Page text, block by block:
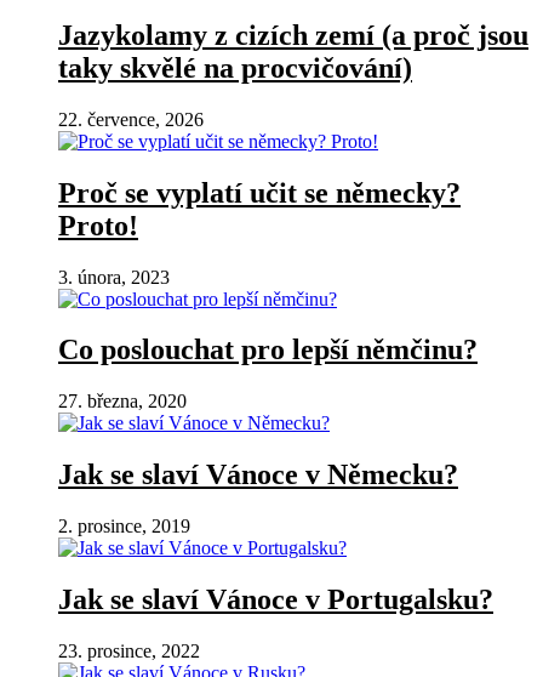
Jazykolamy z cizích zemí (a proč jsou
taky skvělé na procvičování)
22. července, 2026
Proč se vyplatí učit se německy?
Proto!
3. února, 2023
Co poslouchat pro lepší němčinu?
27. března, 2020
Jak se slaví Vánoce v Německu?
2. prosince, 2019
Jak se slaví Vánoce v Portugalsku?
23. prosince, 2022